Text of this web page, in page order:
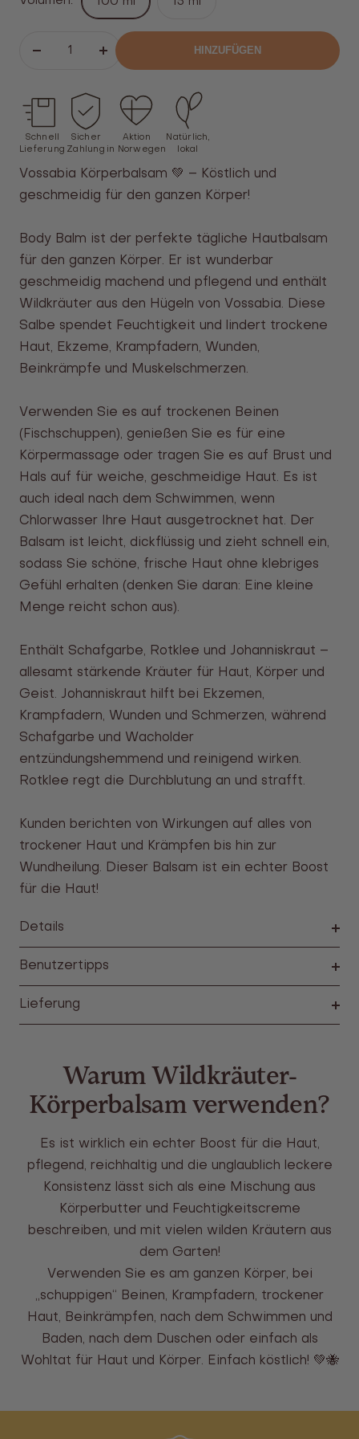
die
Erhöhen
die
Anzahl
HINZUFÜGEN
Schnell
Lieferung
Sicher
Zahlung
Aktion
in Norwegen
Natürlich,
lokal
Vossabia Körperbalsam 💚 – Köstlich und
geschmeidig für den ganzen Körper!
Body Balm ist der perfekte tägliche Hautbalsam
für den ganzen Körper. Er ist wunderbar
geschmeidig machend und pflegend und enthält
Wildkräuter aus den Hügeln von Vossabia. Diese
Salbe spendet Feuchtigkeit und lindert trockene
Haut, Ekzeme, Krampfadern, Wunden,
Beinkrämpfe und Muskelschmerzen.
Verwenden Sie es auf trockenen Beinen
(Fischschuppen), genießen Sie es für eine
Körpermassage oder tragen Sie es auf Brust und
Hals auf für weiche, geschmeidige Haut. Es ist
auch ideal nach dem Schwimmen, wenn
Chlorwasser Ihre Haut ausgetrocknet hat. Der
Balsam ist leicht, dickflüssig und zieht schnell ein,
sodass Sie schöne, frische Haut ohne klebriges
Gefühl erhalten (denken Sie daran: Eine kleine
Menge reicht schon aus).
Enthält Schafgarbe, Rotklee und Johanniskraut –
allesamt stärkende Kräuter für Haut, Körper und
Geist. Johanniskraut hilft bei Ekzemen,
Krampfadern, Wunden und Schmerzen, während
Schafgarbe und Wacholder
entzündungshemmend und reinigend wirken.
Rotklee regt die Durchblutung an und strafft.
Kunden berichten von Wirkungen auf alles von
trockener Haut und Krämpfen bis hin zur
Wundheilung. Dieser Balsam ist ein echter Boost
für die Haut!
Details
Benutzertipps
Lieferung
Warum Wildkräuter-
Körperbalsam verwenden?
Es ist wirklich ein echter Boost für die Haut,
pflegend, reichhaltig und die unglaublich leckere
Konsistenz lässt sich als eine Mischung aus
Körperbutter und Feuchtigkeitscreme
beschreiben, und mit vielen wilden Kräutern aus
dem Garten!
Verwenden Sie es am ganzen Körper, bei
„schuppigen“ Beinen, Krampfadern, trockener
Haut, Beinkrämpfen, nach dem Schwimmen und
Baden, nach dem Duschen oder einfach als
Wohltat für Haut und Körper. Einfach köstlich! 💚🐝